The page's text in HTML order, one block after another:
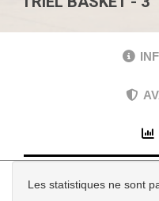
Les statistiques ne sont